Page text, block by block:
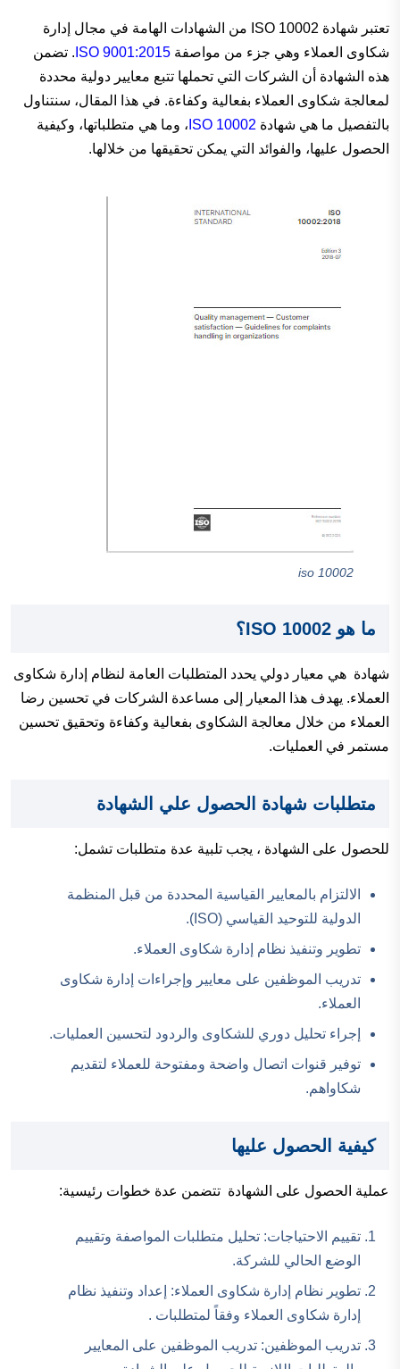
تعتبر شهادة ISO 10002 من الشهادات الهامة في مجال إدارة
شكاوى العملاء وهي جزء من مواصفة ISO 9001:2015 . تضمن
هذه الشهادة أن الشركات التي تحملها تتبع معايير دولية محددة
لمعالجة شكاوى العملاء بفعالية وكفاءة. في هذا المقال، سنتناول
بالتفصيل ما هي شهادة ISO 10002 ، وما هي متطلباتها، وكيفية
الحصول عليها، والفوائد التي يمكن تحقيقها من خلالها.
iso 10002
ما هو ISO 10002؟
شهادة هي معيار دولي يحدد المتطلبات العامة لنظام إدارة شكاوى
العملاء. يهدف هذا المعيار إلى مساعدة الشركات في تحسين رضا
العملاء من خلال معالجة الشكاوى بفعالية وكفاءة وتحقيق تحسين
مستمر في العمليات.
متطلبات شهادة الحصول علي الشهادة
للحصول على الشهادة ، يجب تلبية عدة متطلبات تشمل:
الالتزام بالمعايير القياسية المحددة من قبل المنظمة
الدولية للتوحيد القياسي (ISO).
تطوير وتنفيذ نظام إدارة شكاوى العملاء.
تدريب الموظفين على معايير وإجراءات إدارة شكاوى
العملاء.
إجراء تحليل دوري للشكاوى والردود لتحسين العمليات.
توفير قنوات اتصال واضحة ومفتوحة للعملاء لتقديم
شكاواهم.
كيفية الحصول عليها
عملية الحصول على الشهادة تتضمن عدة خطوات رئيسية:
تقييم الاحتياجات: تحليل متطلبات المواصفة وتقييم
الوضع الحالي للشركة.
تطوير نظام إدارة شكاوى العملاء: إعداد وتنفيذ نظام
إدارة شكاوى العملاء وفقاً لمتطلبات .
تدريب الموظفين: تدريب الموظفين على المعايير